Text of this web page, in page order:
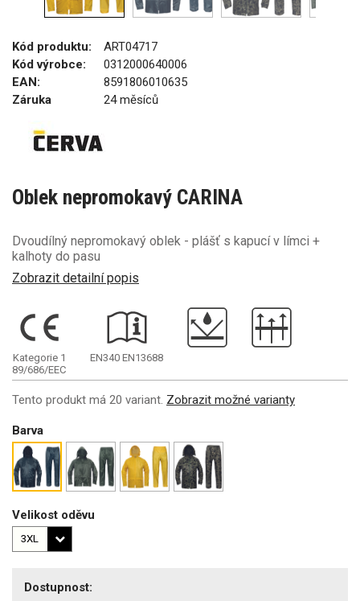
Kód produktu:
ART04717
Kód výrobce:
0312000640006
EAN:
8591806010635
Záruka
24 měsíců
Oblek nepromokavý CARINA
Dvoudílný nepromokavý oblek - plášť s kapucí v límci +
kalhoty do pasu
Zobrazit detailní popis
Kategorie 1
89/686/EEC
EN340 EN13688
Tento produkt má 20 variant. Zobrazit možné varianty
Barva
Velikost oděvu
Dostupnost: